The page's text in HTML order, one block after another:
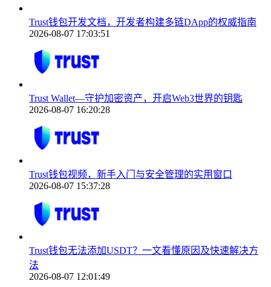
Trust钱包开发文档，开发者构建多链DApp的权威指南
2026-08-07 17:03:51
Trust Wallet—守护加密资产，开启Web3世界的钥匙
2026-08-07 16:20:28
Trust钱包视频，新手入门与安全管理的实用窗口
2026-08-07 15:37:28
Trust钱包无法添加USDT？一文看懂原因及快速解决方
法
2026-08-07 12:01:49